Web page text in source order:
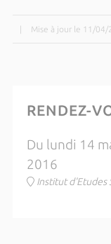
Mise à jour le 11/04/
RENDEZ-
Du lundi 14
2016
Institut d'Etudes